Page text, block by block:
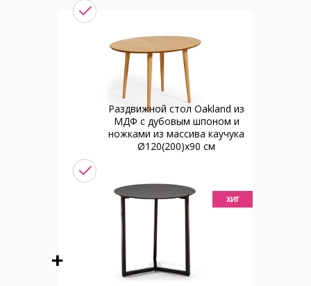
Раздвижной стол Oakland из
МДФ с дубовым шпоном и
ножками из массива каучука
Ø120(200)x90 см
хит